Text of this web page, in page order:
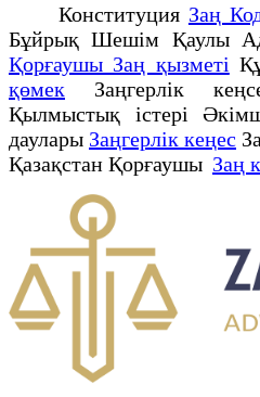
Конституция Заң
Бұйрық Шешім Қаулы
Қорғаушы Заң қызметі
қөмек Заңгерлік
Қылмыстық істері
даулары Заңгерлік кеңес
Қазақстан Қорғаушы Заң